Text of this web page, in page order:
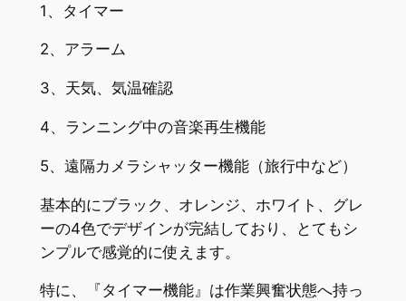
1、タイマー
2、アラーム
3、天気、気温確認
4、ランニング中の音楽再生機能
5、遠隔カメラシャッター機能（旅行中など）
基本的にブラック、オレンジ、ホワイト、グレ
ーの4色でデザインが完結しており、とてもシ
ンプルで感覚的に使えます。
特に、『タイマー機能』は作業興奮状態へ持っ